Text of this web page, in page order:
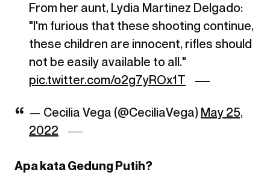
From her aunt, Lydia Martinez Delgado:
"I'm furious that these shooting continue,
these children are innocent, rifles should
not be easily available to all."
pic.twitter.com/o2g7yROx1T
— Cecilia Vega (@CeciliaVega) May 25,
2022
Apa kata Gedung Putih?